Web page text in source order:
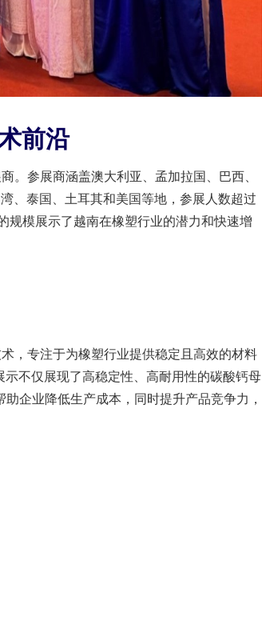
前沿
参展商涵盖澳大利亚、孟加拉国、巴西、
、泰国、土耳其和美国等地，参展人数超过
规模展示了越南在橡塑行业的潜力和快速增
，专注于为橡塑行业提供稳定且高效的材料
不仅展现了高稳定性、高耐用性的碳酸钙母
企业降低生产成本，同时提升产品竞争力，